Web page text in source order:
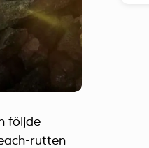
följde
rutten